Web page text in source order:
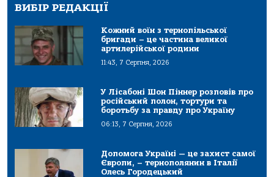
ВИБІР РЕДАКЦІЇ
Кожний воїн з тернопільської
бригади – це частина великої
артилерійської родини
11:43, 7 Серпня, 2026
У Лісабоні Шон Піннер розповів про
російський полон, тортури та
боротьбу за правду про Україну
06:13, 7 Серпня, 2026
Допомога Україні — це захист самої
Європи, – тернополянин в Італії
Олесь Городецький